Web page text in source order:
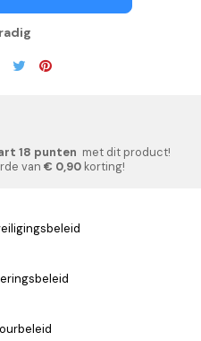
18 punten met dit product!
van € 0,90 korting!